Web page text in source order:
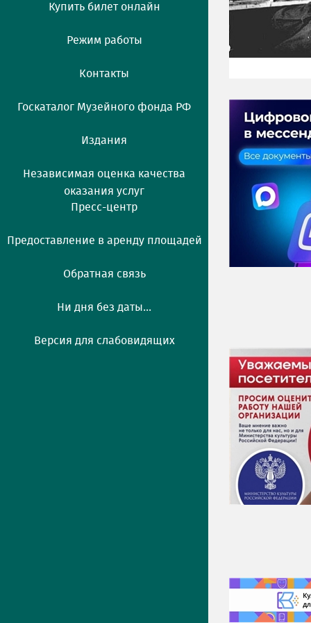
Купить билет онлайн
Режим работы
Контакты
Госкаталог Музейного фонда РФ
Издания
Независимая оценка качества
оказания услуг
Пресс-центр
Предоставление в аренду площадей
Обратная связь
Ни дня без даты...
Версия для слабовидящих